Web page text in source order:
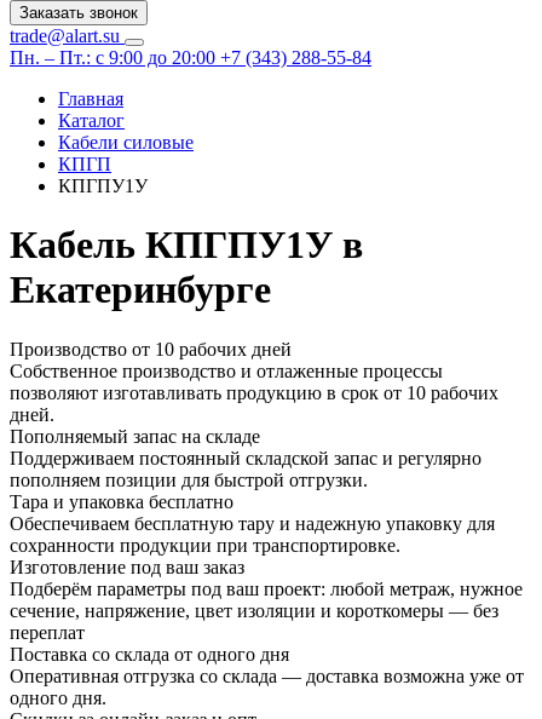
Заказать звонок
trade@alart.su
Пн. – Пт.: с 9:00 до 20:00 +7 (343) 288-55-84
Главная
Каталог
Кабели силовые
КПГП
КПГПУ1У
Кабель КПГПУ1У в
Екатеринбурге
Производство от 10 рабочих дней
Собственное производство и отлаженные процессы
позволяют изготавливать продукцию в срок от 10 рабочих
дней.
Пополняемый запас на складе
Поддерживаем постоянный складской запас и регулярно
пополняем позиции для быстрой отгрузки.
Тара и упаковка бесплатно
Обеспечиваем бесплатную тару и надежную упаковку для
сохранности продукции при транспортировке.
Изготовление под ваш заказ
Подберём параметры под ваш проект: любой метраж, нужное
сечение, напряжение, цвет изоляции и короткомеры — без
переплат
Поставка со склада от одного дня
Оперативная отгрузка со склада — доставка возможна уже от
одного дня.